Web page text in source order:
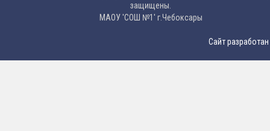
защищены.
МAОУ 'CОШ №1' г.Чебоксары
Сайт